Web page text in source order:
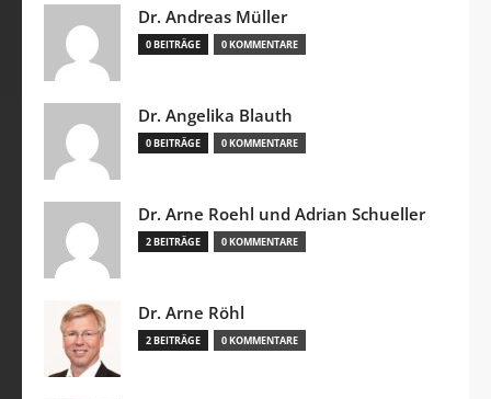
Dr. Andreas Müller
0 BEITRÄGE 0 KOMMENTARE
Dr. Angelika Blauth
0 BEITRÄGE 0 KOMMENTARE
Dr. Arne Roehl und Adrian Schueller
2 BEITRÄGE 0 KOMMENTARE
Dr. Arne Röhl
2 BEITRÄGE 0 KOMMENTARE